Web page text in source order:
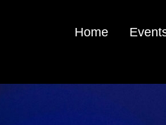
Home